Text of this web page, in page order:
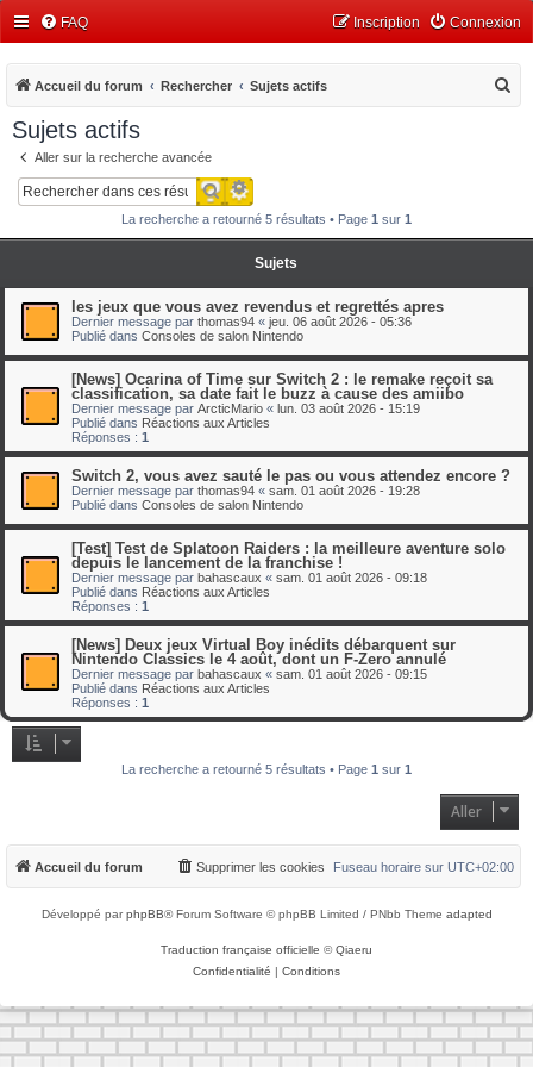
FAQ Connexion
Inscription
Accueil du forum Rechercher Sujets actifs
Sujets actifs
Aller sur la recherche avancée
Rechercher
Recherche avancée
La recherche a retourné 5 résultats • Page 1 sur 1
Sujets
les jeux que vous avez revendus et regrettés apres
Dernier message par thomas94 « jeu. 06 août 2026 - 05:36
Publié dans Consoles de salon Nintendo
[News] Ocarina of Time sur Switch 2 : le remake reçoit sa
classification, sa date fait le buzz à cause des amiibo
Dernier message par ArcticMario « lun. 03 août 2026 - 15:19
Publié dans Réactions aux Articles
Réponses : 1
Switch 2, vous avez sauté le pas ou vous attendez encore ?
Dernier message par thomas94 « sam. 01 août 2026 - 19:28
Publié dans Consoles de salon Nintendo
[Test] Test de Splatoon Raiders : la meilleure aventure solo
depuis le lancement de la franchise !
Dernier message par bahascaux « sam. 01 août 2026 - 09:18
Publié dans Réactions aux Articles
Réponses : 1
[News] Deux jeux Virtual Boy inédits débarquent sur
Nintendo Classics le 4 août, dont un F-Zero annulé
Dernier message par bahascaux « sam. 01 août 2026 - 09:15
Publié dans Réactions aux Articles
Réponses : 1
La recherche a retourné 5 résultats • Page 1 sur 1
Aller
Accueil du forum Fuseau horaire sur UTC+02:00
Supprimer les cookies
Développé parphpBB® Forum Software © phpBB Limited / PNbb Theme adapted
Traduction française officielle ©Qiaeru
Confidentialité | Conditions